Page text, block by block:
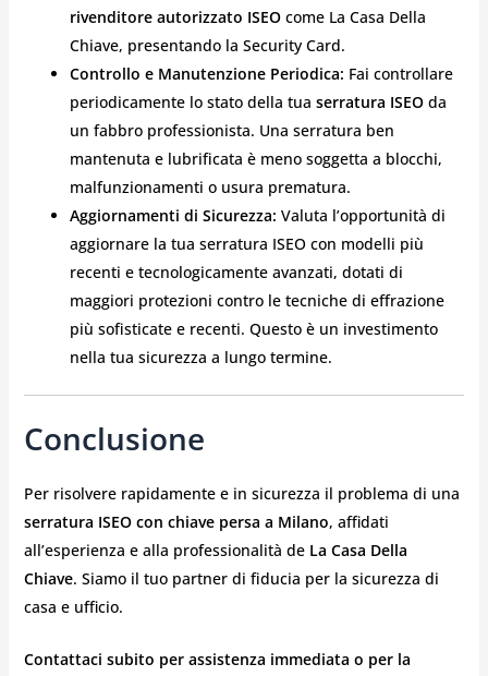
rivenditore autorizzato ISEOcome La Casa Della
Chiave, presentando la Security Card.
Controllo e Manutenzione Periodica: Fai controllare
periodicamente lo stato della tua serratura ISEOda
un fabbro professionista. Una serratura ben
mantenuta e lubrificata è meno soggetta a blocchi,
malfunzionamenti o usura prematura.
Aggiornamenti di Sicurezza: Valuta l’opportunità di
aggiornare la tua serratura ISEO con modelli più
recenti e tecnologicamente avanzati, dotati di
maggiori protezioni contro le tecniche di effrazione
più sofisticate e recenti. Questo è un investimento
nella tua sicurezza a lungo termine.
Conclusione
Per risolvere rapidamente e in sicurezza il problema di una
serratura ISEO con chiave persa a Milano, affidati
all’esperienza e alla professionalità de La Casa Della
Chiave. Siamo il tuo partner di fiducia per la sicurezza di
casa e ufficio.
Contattaci subito per assistenza immediata o per la